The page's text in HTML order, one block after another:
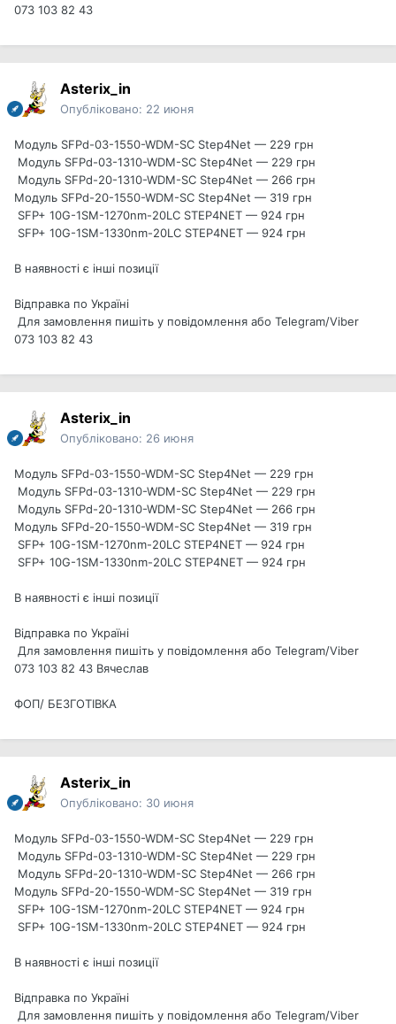
073 103 82 43
Asterix_in
Опубліковано: 22 июня
Модуль SFPd-03-1550-WDM-SC Step4Net — 229 грн
Модуль SFPd-03-1310-WDM-SC Step4Net — 229 грн
Модуль SFPd-20-1310-WDM-SC Step4Net — 266 грн
Модуль SFPd-20-1550-WDM-SC Step4Net — 319 грн
SFP+ 10G-1SM-1270nm-20LC STEP4NET — 924 грн
SFP+ 10G-1SM-1330nm-20LC STEP4NET — 924 грн
В наявності є інші позиції
Відправка по Україні
Для замовлення пишіть у повідомлення або Telegram/Viber
073 103 82 43
Asterix_in
Опубліковано: 26 июня
Модуль SFPd-03-1550-WDM-SC Step4Net — 229 грн
Модуль SFPd-03-1310-WDM-SC Step4Net — 229 грн
Модуль SFPd-20-1310-WDM-SC Step4Net — 266 грн
Модуль SFPd-20-1550-WDM-SC Step4Net — 319 грн
SFP+ 10G-1SM-1270nm-20LC STEP4NET — 924 грн
SFP+ 10G-1SM-1330nm-20LC STEP4NET — 924 грн
В наявності є інші позиції
Відправка по Україні
Для замовлення пишіть у повідомлення або Telegram/Viber
073 103 82 43 Вячеслав
ФОП/ БЕЗГОТІВКА
Asterix_in
Опубліковано: 30 июня
Модуль SFPd-03-1550-WDM-SC Step4Net — 229 грн
Модуль SFPd-03-1310-WDM-SC Step4Net — 229 грн
Модуль SFPd-20-1310-WDM-SC Step4Net — 266 грн
Модуль SFPd-20-1550-WDM-SC Step4Net — 319 грн
SFP+ 10G-1SM-1270nm-20LC STEP4NET — 924 грн
SFP+ 10G-1SM-1330nm-20LC STEP4NET — 924 грн
В наявності є інші позиції
Відправка по Україні
Для замовлення пишіть у повідомлення або Telegram/Viber